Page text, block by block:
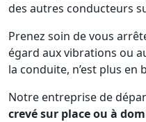
des autres conducteurs
Prenez soin de vous
égard aux vibrations ou
la conduite, n’est plus en
Notre entreprise de
crevé sur place ou à